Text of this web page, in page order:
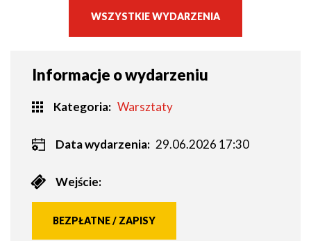
WSZYSTKIE WYDARZENIA
Informacje o wydarzeniu
Kategoria Warsztaty
Data wydarzenia: 29.06.2026 17:30
Wejście:
BEZPŁATNE / ZAPISY